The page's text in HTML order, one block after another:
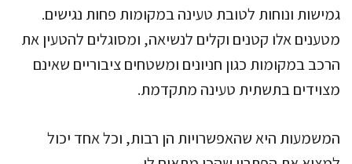
גמישות ונוחות לטובת טעינה במקומות פחות נגישים.
מטענים אלו קטנים וקלים לנשיאה, ומסוגלים להטעין את
הרכב במקומות כגון חניונים ומשטחים ציבוריים שאינם
מצוידים בתשתית טעינה מתקדמת.
המשמעות היא שהאפשרויות הן רבות, וכל אחד יכול